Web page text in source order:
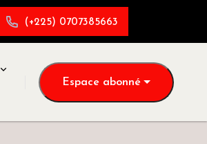
(+225) 0707385663
Espace abonné